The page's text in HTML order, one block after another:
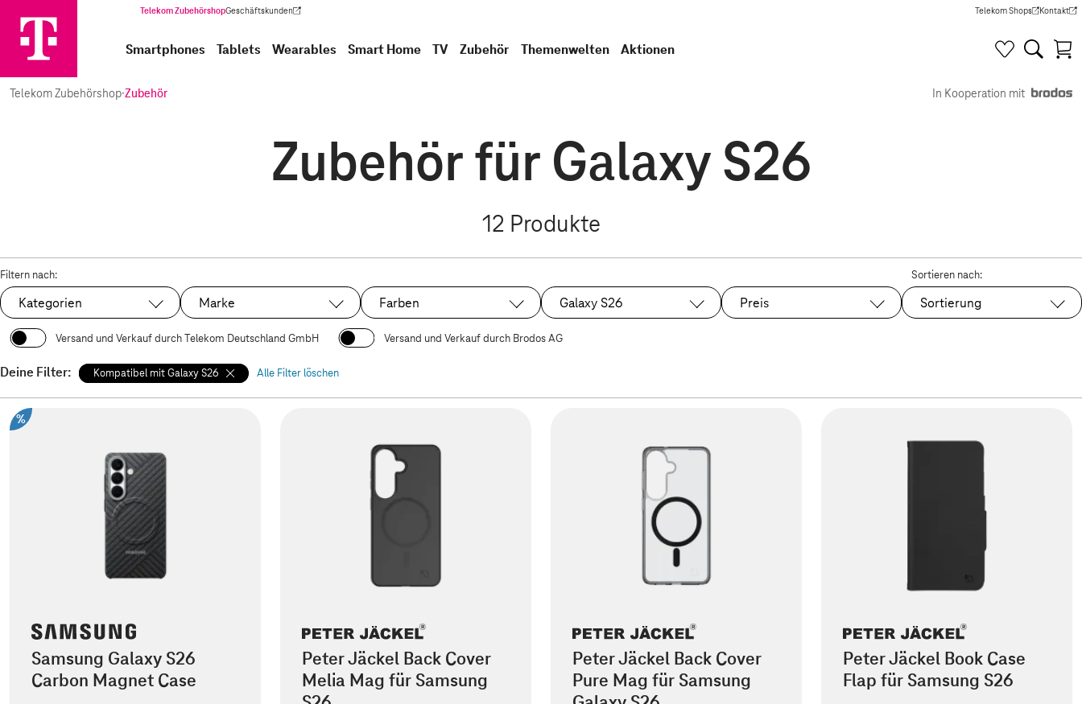
Telekom ZubehörshopGeschäftskunden
(Wird in einem neuen Tab geöffnet) Telekom Shops
(Wird in einem neuen Tab
Kontakt
(Wird in
Smartphones Tablets Wearables Smart Home TV Zubehör Themenwelten Aktionen
Telekom Zubehörshop·Zubehör In Kooperation mit
Zubehör für Galaxy S26
12 Produkte
Filtern nach:
Kategorien Marke Farben Ausgewählt:
Galaxy S26 Preis
Sortieren nach:
Sortierung
Versand und Verkauf durch Telekom Deutschland GmbH Versand und Verkauf durch Brodos AG
Deine Filter: Kompatibel mit Galaxy S26 Alle Filter löschen
%
Samsung Galaxy S26
Carbon Magnet Case
Peter Jäckel Back Cover
Melia Mag für Samsung
Peter Jäckel Back Cover
Pure Mag für Samsung
Peter Jäckel Book Case
Flap für Samsung S26